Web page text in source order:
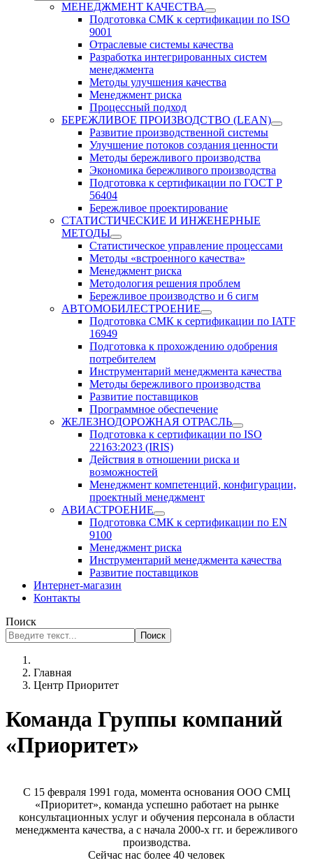
МЕНЕДЖМЕНТ КАЧЕСТВА
Подготовка СМК к сертификации по ISO
9001
Отраслевые системы качества
Разработка интегрированных систем
менеджмента
Методы улучшения качества
Менеджмент риска
Процессный подход
БЕРЕЖЛИВОЕ ПРОИЗВОДСТВО (LEAN)
Развитие производственной системы
Улучшение потоков создания ценности
Методы бережливого производства
Экономика бережливого производства
Подготовка к сертификации по ГОСТ Р
56404
Бережливое проектирование
СТАТИСТИЧЕСКИЕ И ИНЖЕНЕРНЫЕ
МЕТОДЫ
Статистическое управление процессами
Методы «встроенного качества»
Менеджмент риска
Методология решения проблем
Бережливое производство и 6 сигм
АВТОМОБИЛЕСТРОЕНИЕ
Подготовка СМК к сертификации по IATF
16949
Подготовка к прохождению одобрения
потребителем
Инструментарий менеджмента качества
Методы бережливого производства
Развитие поставщиков
Программное обеспечение
ЖЕЛЕЗНОДОРОЖНАЯ ОТРАСЛЬ
Подготовка к сертификации по ISO
22163:2023 (IRIS)
Действия в отношении риска и
возможностей
Менеджмент компетенций, конфигурации,
проектный менеджмент
АВИАСТРОЕНИЕ
Подготовка СМК к сертификации по EN
9100
Менеджмент риска
Инструментарий менеджмента качества
Развитие поставщиков
Интернет-магазин
Контакты
Поиск
Поиск
Главная
Центр Приоритет
Команда Группы компаний
«Приоритет»
С 15 февраля 1991 года, момента основания ООО СМЦ
«Приоритет», команда успешно работает на рынке
консультационных услуг и обучения персонала в области
менеджмента качества, а с начала 2000-х гг. и бережливого
производства.
Сейчас нас более 40 человек